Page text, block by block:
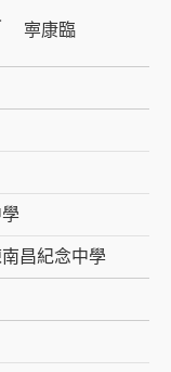
寕康臨
昌紀念中學